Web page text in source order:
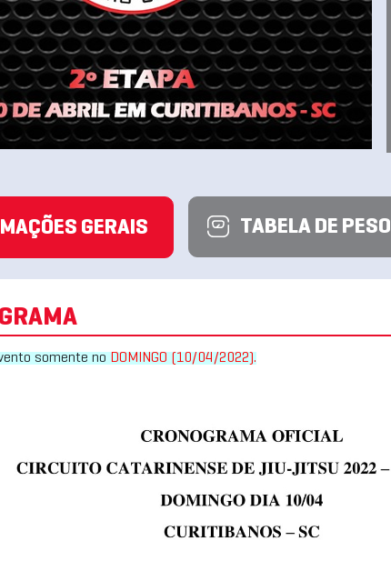
GERAIS TABELA DE PESO
somente no DOMINGO (10/04/2022).